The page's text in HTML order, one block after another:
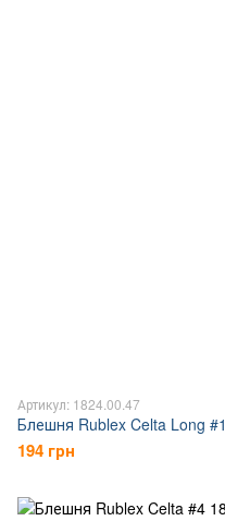
Артикул: 1824.00.47
Блешня Rublex Celta Long #1
194 грн